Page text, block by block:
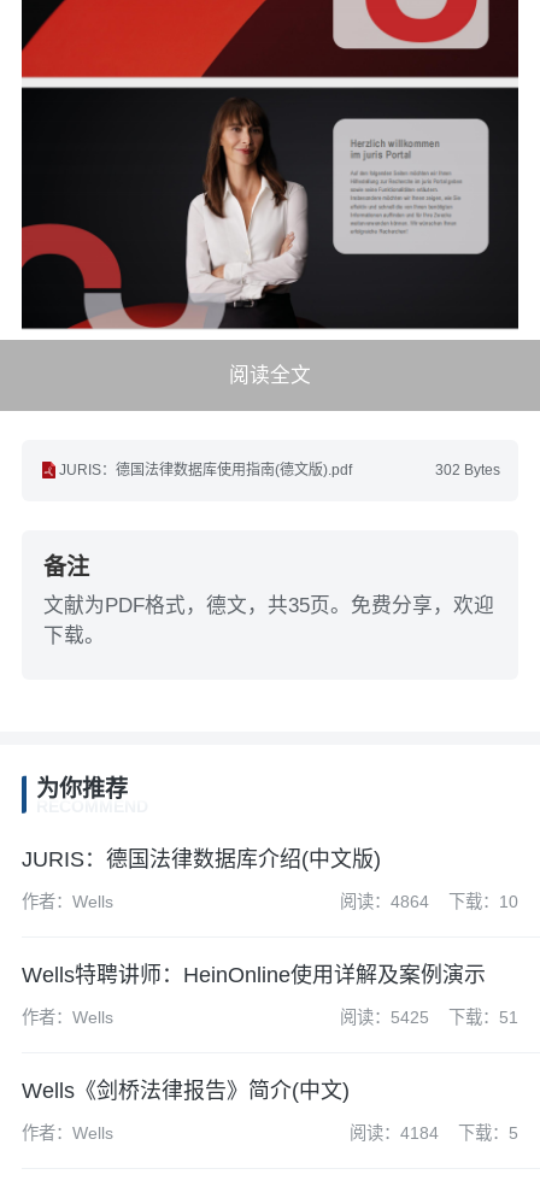
阅读全文
302 Bytes
JURIS：德国法律数据库使用指南(德文版).pdf
备注
文献为PDF格式，德文，共35页。免费分享，欢迎
下载。
为你推荐
JURIS：德国法律数据库介绍(中文版)
作者：Wells 阅读：4864 下载：10
Wells特聘讲师：HeinOnline使用详解及案例演示
作者：Wells 阅读：5425 下载：51
Wells《剑桥法律报告》简介(中文)
作者：Wells 阅读：4184 下载：5